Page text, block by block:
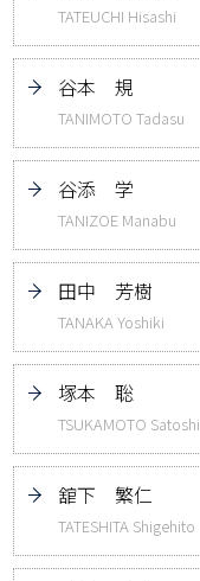
TATEUCHI Hisashi
谷本 規
TANIMOTO Tadasu
谷添 学
TANIZOE Manabu
田中 芳樹
TANAKA Yoshiki
塚本 聡
TSUKAMOTO Satoshi
舘下 繁仁
TATESHITA Shigehito